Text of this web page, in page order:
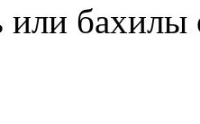
или бахилы